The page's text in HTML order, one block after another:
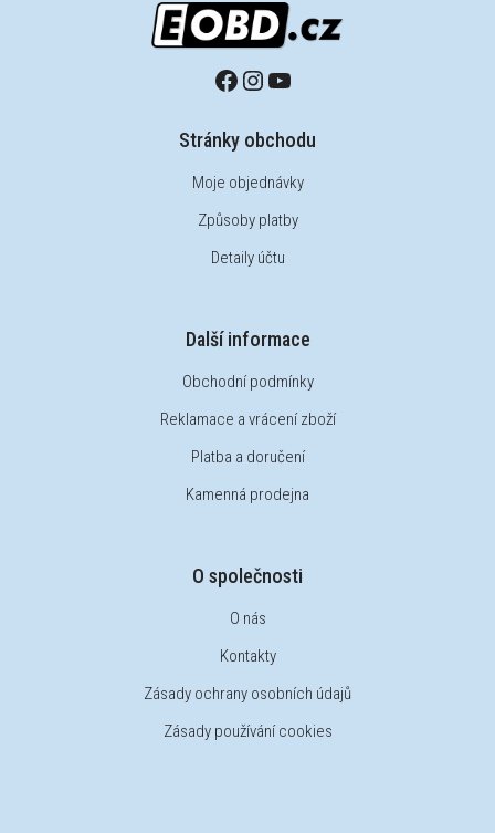
Stránky obchodu
Moje objednávky
Způsoby platby
Detaily účtu
Další informace
Obchodní podmínky
Reklamace a vrácení zboží
Platba a doručení
Kamenná prodejna
O společnosti
O nás
Kontakty
Zásady ochrany osobních údajů
Zásady používání cookies